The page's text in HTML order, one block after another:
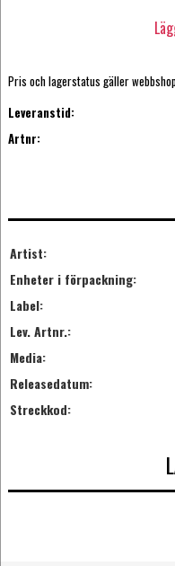
Pris och lagerstatus gäller
Leveranstid:
Artnr:
Artist:
Enheter i förpackning:
Label:
Lev. Artnr.:
Media:
Releasedatum:
Streckkod: